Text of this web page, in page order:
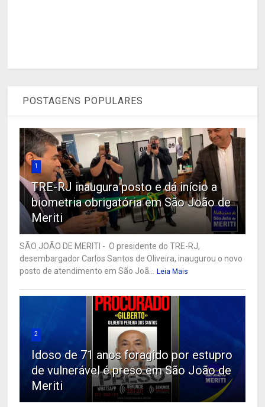
POSTAGENS POPULARES
1
TRE-RJ inaugura posto e dá início a
biometria obrigatória em São João de
Meriti
SÃO JOÃO DE MERITI - O presidente do TRE-RJ,
desembargador Carlos Santos de Oliveira, inaugurou o novo
posto de atendimento em São Joã... Leia Mais
2
Idoso de 71 anos foragido por estupro
de vulnerável é preso em São João de
Meriti